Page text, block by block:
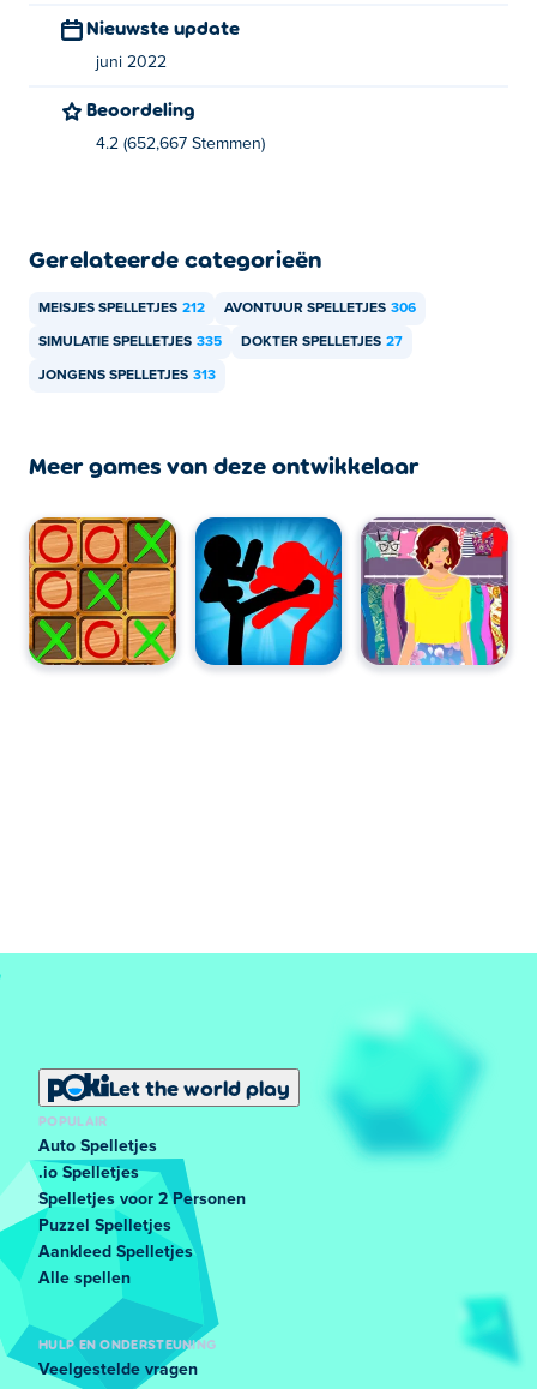
Nieuwste update
juni 2022
Beoordeling
4.2 (652,667 Stemmen)
Gerelateerde categorieën
MEISJES SPELLETJES 212 AVONTUUR SPELLETJES 306
SIMULATIE SPELLETJES 335 DOKTER SPELLETJES 27
JONGENS SPELLETJES 313
Meer games van deze ontwikkelaar
Let the world play
POPULAIR
Auto Spelletjes
.io Spelletjes
Spelletjes voor 2 Personen
Puzzel Spelletjes
Aankleed Spelletjes
Alle spellen
HULP EN ONDERSTEUNING
Veelgestelde vragen